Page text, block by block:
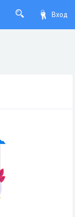
Вход